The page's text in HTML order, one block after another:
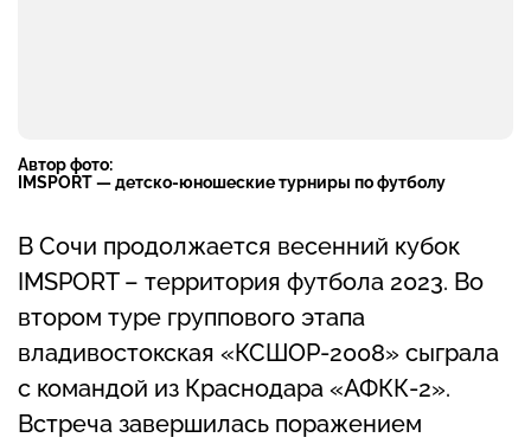
Автор фото:
IMSPORT — детско-юношеские турниры по футболу
В Сочи продолжается весенний кубок
IMSPORT – территория футбола 2023. Во
втором туре группового этапа
владивостокская «КСШОР-2008» сыграла
с командой из Краснодара «АФКК-2».
Встреча завершилась поражением